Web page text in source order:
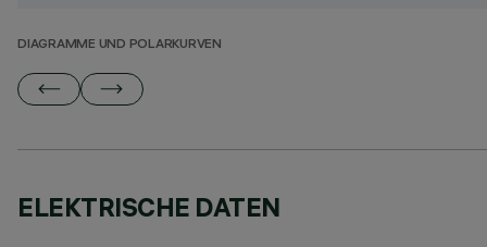
DIAGRAMME UND POLARKURVEN
ELEKTRISCHE DATEN